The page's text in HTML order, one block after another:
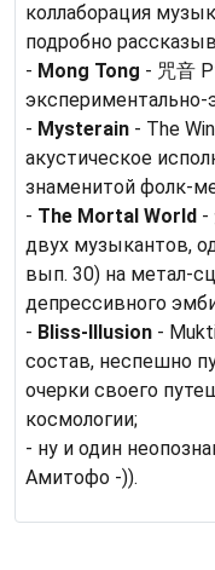
коллаборация
подробно
- Mong Tong - 咒音
экспериментально-
- Mysterain - The
акустическое
знаменитой фолк-
- The Mortal World -
двух музыкантов,
вып. 30) на метал-
депрессивного
- Bliss-Illusion -
состав, неспешно
очерки своего
космологии;
- ну и один
Амитофо -)).